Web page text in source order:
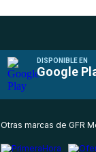
DISPONIBLE EN
Google
Otras marcas de GFR